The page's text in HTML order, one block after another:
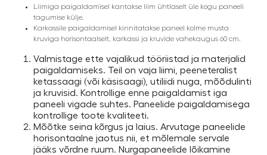
Liimiga paigaldamisel kantakse liim ühtlaselt üle kogu paneeli
tagumise külje.
Karkassile paigaldamisel kinnitatakse paneel kolme musta
kruviga horisontaalselt, karkassi ja kruvide vahekaugus 60 cm.
Valmistage ette vajalikud tööriistad ja materjalid
paigaldamiseks. Teil on vaja liimi, peeneteralist
ketassaagi (või käsisaagi), utiliidi nuga, mõõdulinti
ja kruvisid. Kontrollige enne paigaldamist iga
paneeli vigade suhtes. Paneelide paigaldamisega
kontrollige toote kvaliteeti.
Mõõtke seina kõrgus ja laius. Arvutage paneelide
horisontaalne jaotus nii, et mõlemale servale
jääks võrdne ruum. Nurgapaneelide lõikamine